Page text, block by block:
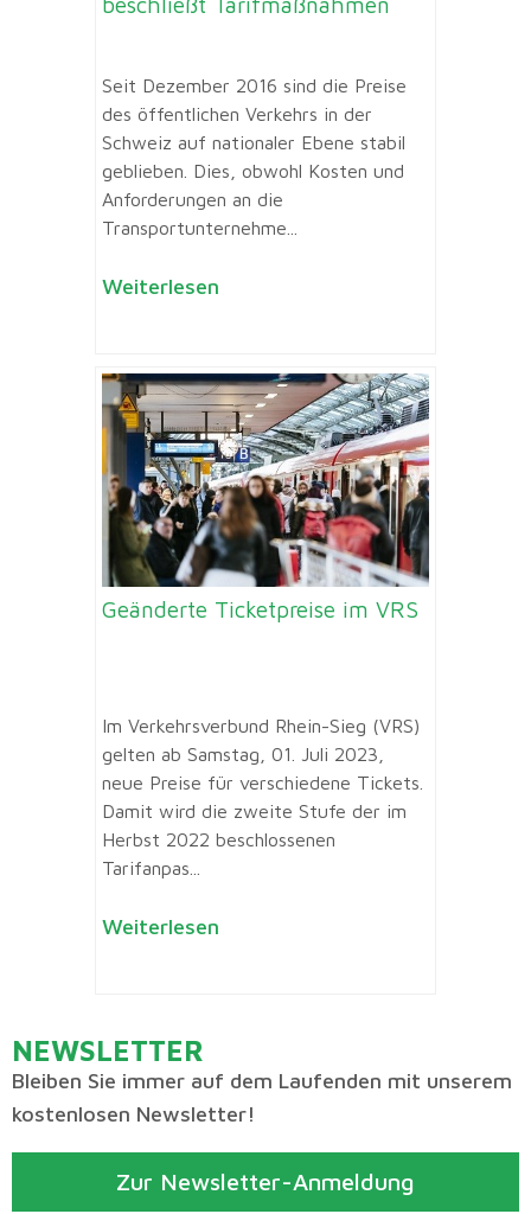
Seit Dezember 2016 sind die Preise
des öffentlichen Verkehrs in der
Schweiz auf nationaler Ebene stabil
geblieben. Dies, obwohl Kosten und
Anforderungen an die
Transportunternehme...
Weiterlesen
Geänderte Ticketpreise im VRS
Im Verkehrsverbund Rhein-Sieg (VRS)
gelten ab Samstag, 01. Juli 2023,
neue Preise für verschiedene Tickets.
Damit wird die zweite Stufe der im
Herbst 2022 beschlossenen
Tarifanpas...
Weiterlesen
NEWSLETTER
Bleiben Sie immer auf dem Laufenden mit unserem
kostenlosen Newsletter!
Zur Newsletter-Anmeldung